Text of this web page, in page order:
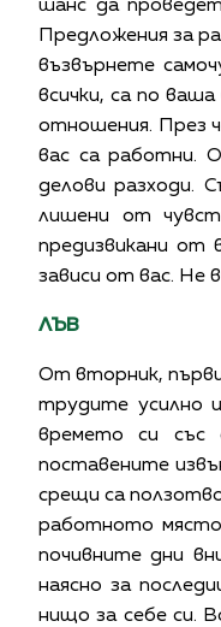
шанс да
Предложения за
възвърнете
всички, са по
отношения. През
вас са работни.
делови разходи.
лишени от
предизвикани
зависи от вас. Не
ЛЪВ
От вторник,
трудите усилно
времето си със
поставените
срещи са
работното
почивните дни
наясно за
нищо за себе си.